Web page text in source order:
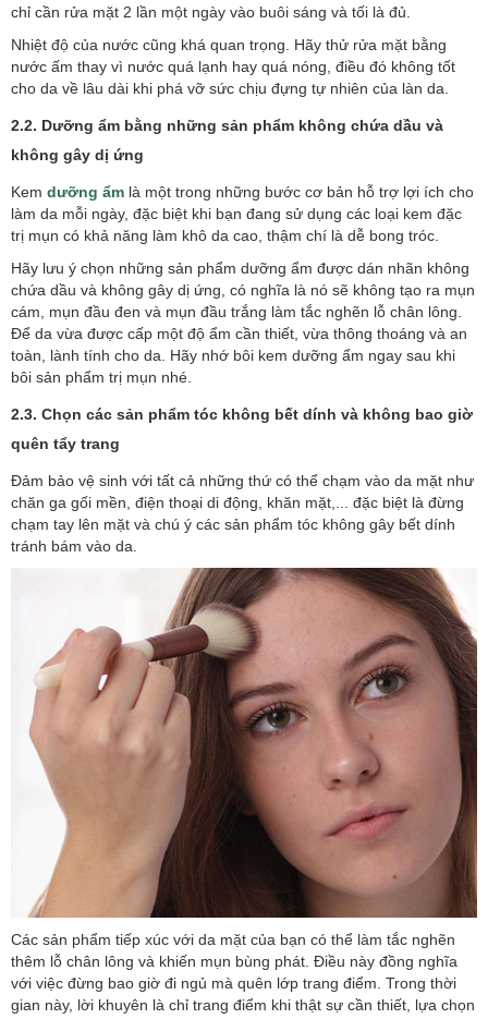
chỉ cần rửa mặt 2 lần một ngày vào buôi sáng và tối là đủ.
Nhiệt độ của nước cũng khá quan trọng. Hãy thử rửa mặt bằng
nước ấm thay vì nước quá lạnh hay quá nóng, điều đó không tốt
cho da về lâu dài khi phá vỡ sức chịu đựng tự nhiên của làn da.
2.2. Dưỡng ẩm bằng những sản phẩm không chứa dầu và
không gây dị ứng
Kem dưỡng ẩm là một trong những bước cơ bản hỗ trợ lợi ích cho
làm da mỗi ngày, đặc biệt khi bạn đang sử dụng các loại kem đặc
trị mụn có khả năng làm khô da cao, thậm chí là dễ bong tróc.
Hãy lưu ý chọn những sản phẩm dưỡng ẩm được dán nhãn không
chứa dầu và không gây dị ứng, có nghĩa là nó sẽ không tạo ra mụn
cám, mụn đầu đen và mụn đầu trắng làm tắc nghẽn lỗ chân lông.
Để da vừa được cấp một độ ẩm cần thiết, vừa thông thoáng và an
toàn, lành tính cho da. Hãy nhớ bôi kem dưỡng ẩm ngay sau khi
bôi sản phẩm trị mụn nhé.
2.3. Chọn các sản phẩm tóc không bết dính và không bao giờ
quên tẩy trang
Đảm bảo vệ sinh với tất cả những thứ có thể chạm vào da mặt như
chăn ga gối mền, điện thoại di động, khăn mặt,... đặc biệt là đừng
chạm tay lên mặt và chú ý các sản phẩm tóc không gây bết dính
tránh bám vào da.
Các sản phẩm tiếp xúc với da mặt của bạn có thể làm tắc nghẽn
thêm lỗ chân lông và khiến mụn bùng phát. Điều này đồng nghĩa
với việc đừng bao giờ đi ngủ mà quên lớp trang điểm. Trong thời
gian này, lời khuyên là chỉ trang điểm khi thật sự cần thiết, lựa chọn